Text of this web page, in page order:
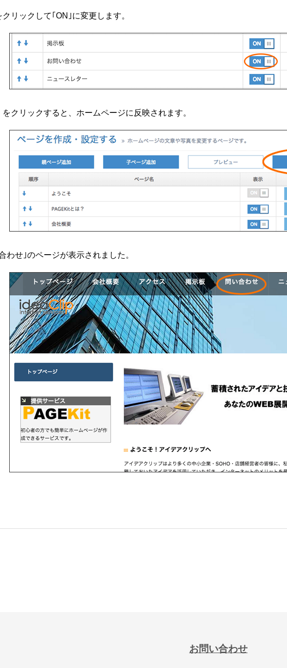
リックして｢ON｣に変更します。
をクリックすると、ホームページに反映されます。
わせ｣のページが表示されました。
お問い合わせ